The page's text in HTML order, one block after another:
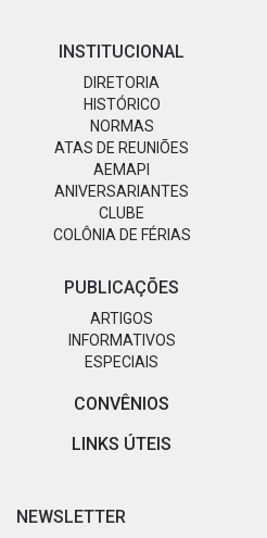
INSTITUCIONAL
DIRETORIA
HISTÓRICO
NORMAS
ATAS DE REUNIÕES
AEMAPI
ANIVERSARIANTES
CLUBE
COLÔNIA DE FÉRIAS
PUBLICAÇÕES
ARTIGOS
INFORMATIVOS
ESPECIAIS
CONVÊNIOS
LINKS ÚTEIS
NEWSLETTER